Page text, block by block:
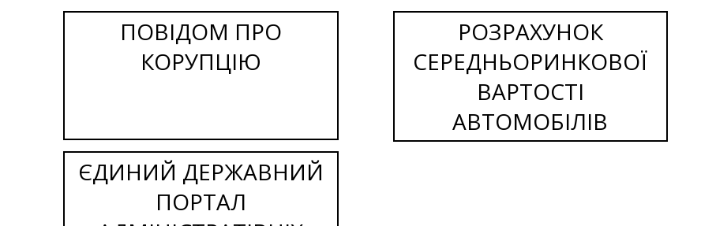
ПОВІДОМ ПРО
КОРУПЦІЮ
РОЗРАХУНОК
СЕРЕДНЬОРИНКОВОЇ
ВАРТОСТІ
АВТОМОБІЛІВ
ЄДИНИЙ ДЕРЖАВНИЙ
ПОРТАЛ